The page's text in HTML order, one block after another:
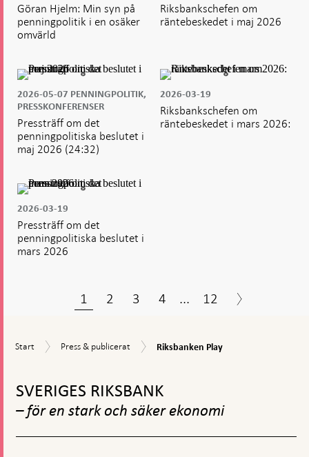
Göran Hjelm: Min syn på
penningpolitik i en osäker
omvärld
Riksbankschefen om
räntebeskedet i maj 2026
2026-05-07 PENNINGPOLITIK,
PRESSKONFERENSER
Pressträff om det
penningpolitiska beslutet i
maj 2026 (24:32)
2026-03-19
Riksbankschefen om
räntebeskedet i mars 2026:
2026-03-19
Pressträff om det
penningpolitiska beslutet i
mars 2026
1 2 3 4 ... 12
Start
Start
Press
Press & publicerat
Riksbanken
Riksbanken Play
toppnavigation
SVERIGES RIKSBANK
– för en stark och säker ekonomi